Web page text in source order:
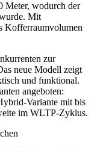
Meter, wodurch der
Mit
Kofferraumvolumen
zur
neue Modell zeigt
und funktional.
angeboten:
Variante mit bis
im WLTP-Zyklus.